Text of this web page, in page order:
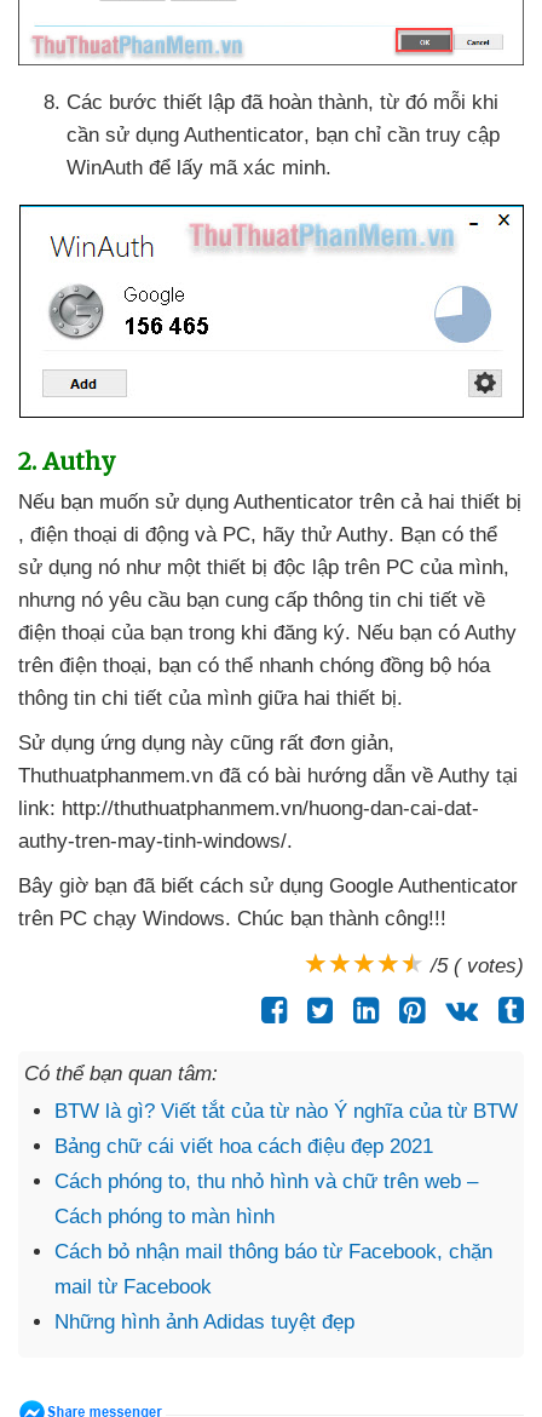
Các bước thiết lập đã hoàn thành, từ đó mỗi khi
cần sử dụng Authenticator, bạn chỉ cần truy cập
WinAuth để lấy mã xác minh.
2. Authy
Nếu bạn muốn sử dụng Authenticator trên cả hai thiết bị
, điện thoại di động và PC, hãy thử Authy. Bạn có thể
sử dụng nó như một thiết bị độc lập trên PC của mình,
nhưng nó yêu cầu bạn cung cấp thông tin chi tiết về
điện thoại của bạn trong khi đăng ký. Nếu bạn có Authy
trên điện thoại, bạn có thể nhanh chóng đồng bộ hóa
thông tin chi tiết của mình giữa hai thiết bị.
Sử dụng ứng dụng này cũng rất đơn giản,
Thuthuatphanmem.vn đã có bài hướng dẫn về Authy tại
link: http://thuthuatphanmem.vn/huong-dan-cai-dat-
authy-tren-may-tinh-windows/.
Bây giờ bạn đã biết cách sử dụng Google Authenticator
trên PC chạy Windows. Chúc bạn thành công!!!
/5 ( votes)
Có thể bạn quan tâm:
BTW là gì? Viết tắt của từ nào Ý nghĩa của từ BTW
Bảng chữ cái viết hoa cách điệu đẹp 2021
Cách phóng to, thu nhỏ hình và chữ trên web –
Cách phóng to màn hình
Cách bỏ nhận mail thông báo từ Facebook, chặn
mail từ Facebook
Những hình ảnh Adidas tuyệt đẹp